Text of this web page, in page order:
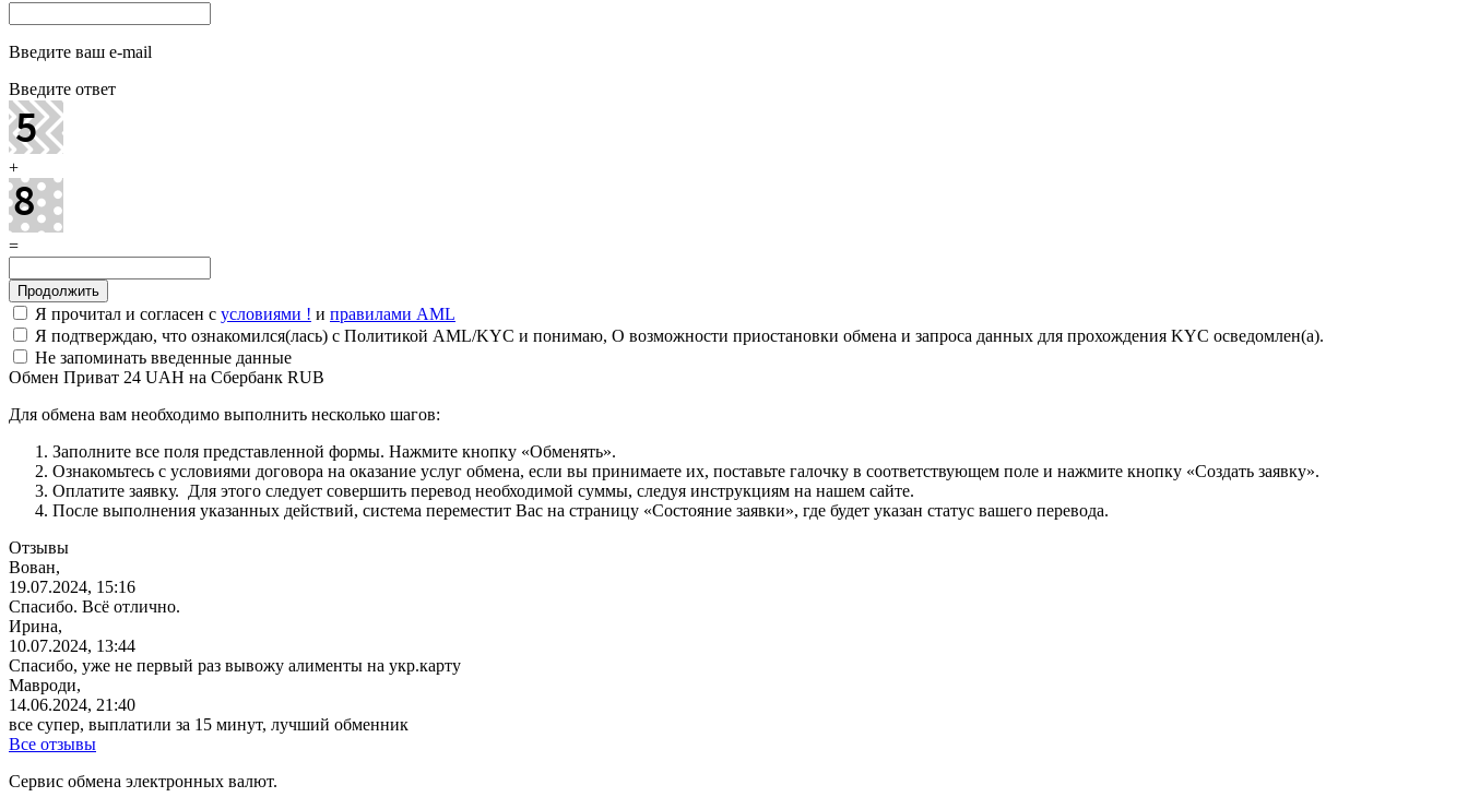
Введите ваш e-mail
Введите ответ
+
=
Я прочитал и согласен с условиями ! и правилами AML
Я подтверждаю, что ознакомился(лась) с Политикой AML/KYC и понимаю, О возможности приостановки обмена и запроса данных для прохождения KYC осведомлен(а).
Не запоминать введенные данные
Обмен Приват 24 UAH на Сбербанк RUB
Для обмена вам необходимо выполнить несколько шагов:
Заполните все поля представленной формы. Нажмите кнопку «Обменять».
Ознакомьтесь с условиями договора на оказание услуг обмена, если вы принимаете их, поставьте галочку в соответствующем поле и нажмите кнопку «Создать заявку».
Оплатите заявку. Для этого следует совершить перевод необходимой суммы, следуя инструкциям на нашем сайте.
После выполнения указанных действий, система переместит Вас на страницу «Состояние заявки», где будет указан статус вашего перевода.
Отзывы
Вован,
19.07.2024, 15:16
Спасибо. Всё отлично.
Ирина,
10.07.2024, 13:44
Спасибо, уже не первый раз вывожу алименты на укр.карту
Мавроди,
14.06.2024, 21:40
все супер, выплатили за 15 минут, лучший обменник
Все отзывы
Сервис обмена электронных валют.